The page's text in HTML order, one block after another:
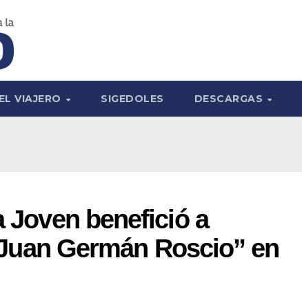
VIAJERO SIGEDOLES DESCARGAS
Joven benefició a
Germán Roscio” en